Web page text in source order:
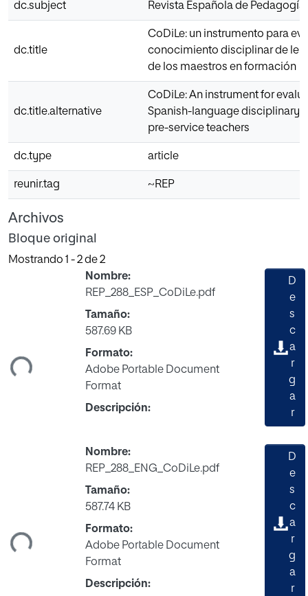
dc.subject Revista Española de Pedagogía
dc.title
CoDiLe: un instrumento para
conocimiento disciplinar de
de los maestros en formación
dc.title.alternative
CoDiLe: An instrument for
Spanish-language disciplinary
pre-service teachers
dc.type article
reunir.tag ~REP
Archivos
Bloque original
Mostrando 1 - 2 de 2
Cargando...
Nombre:
REP_288_ESP_CoDiLe.pdf
Tamaño:
587.69 KB
Formato:
Adobe Portable Document
Format
Descripción:
D
e
s
c
a
r
g
a
r
Cargando...
Nombre:
REP_288_ENG_CoDiLe.pdf
Tamaño:
587.74 KB
Formato:
Adobe Portable Document
Format
Descripción:
D
e
s
c
a
r
g
a
r